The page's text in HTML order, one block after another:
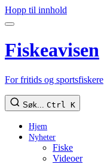
Hopp til innhold
Fiskeavisen
For fritids og sportsfiskere
Søk... Ctrl K
Hjem
Nyheter
Fiske
Videoer